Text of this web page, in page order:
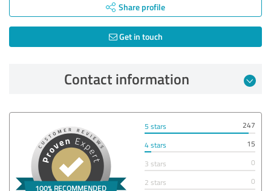
Share profile
Get in touch
Contact information
5 stars
247
4 stars
15
3 stars
0
2 stars
0